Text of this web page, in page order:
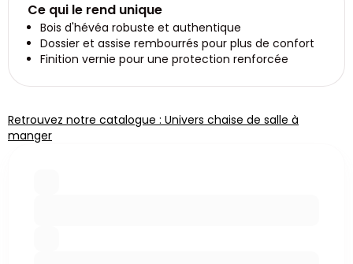
Ce qui le rend unique
Bois d'hévéa robuste et authentique
Dossier et assise rembourrés pour plus de confort
Finition vernie pour une protection renforcée
Retrouvez notre catalogue : Univers chaise de salle à
manger